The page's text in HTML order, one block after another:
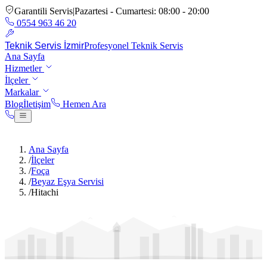
Garantili Servis|Pazartesi - Cumartesi: 08:00 - 20:00
0554 963 46 20
Teknik Servis İzmirProfesyonel Teknik Servis
Ana Sayfa
Hizmetler
İlçeler
Markalar
Blogİletişim Hemen Ara
Ana Sayfa
/İlçeler
/Foça
/Beyaz Eşya Servisi
/Hitachi